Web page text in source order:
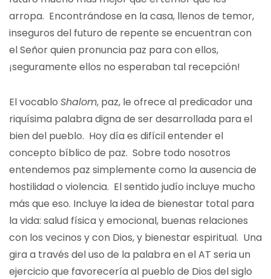
arropa. Encontrándose en la casa, llenos de temor,
inseguros del futuro de repente se encuentran con
el Señor quien pronuncia paz para con ellos,
¡seguramente ellos no esperaban tal recepción!
El vocablo Shalom, paz, le ofrece al predicador una
riquísima palabra digna de ser desarrollada para el
bien del pueblo. Hoy día es difícil entender el
concepto bíblico de paz. Sobre todo nosotros
entendemos paz simplemente como la ausencia de
hostilidad o violencia. El sentido judío incluye mucho
más que eso. Incluye la idea de bienestar total para
la vida: salud física y emocional, buenas relaciones
con los vecinos y con Dios, y bienestar espiritual. Una
gira a través del uso de la palabra en el AT seria un
ejercicio que favorecería al pueblo de Dios del siglo